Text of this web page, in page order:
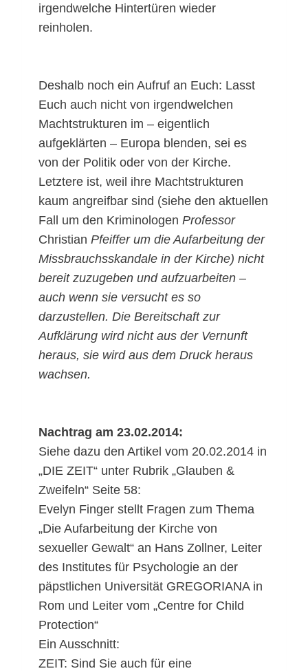
irgendwelche Hintertüren wieder
reinholen.
Deshalb noch ein Aufruf an Euch: Lasst
Euch auch nicht von irgendwelchen
Machtstrukturen im – eigentlich
aufgeklärten – Europa blenden, sei es
von der Politik oder von der Kirche.
Letztere ist, weil ihre Machtstrukturen
kaum angreifbar sind (siehe den aktuellen
Fall um den Kriminologen Professor
Christian Pfeiffer um die Aufarbeitung der
Missbrauchsskandale in der Kirche) nicht
bereit zuzugeben und aufzuarbeiten –
auch wenn sie versucht es so
darzustellen. Die Bereitschaft zur
Aufklärung wird nicht aus der Vernunft
heraus, sie wird aus dem Druck heraus
wachsen.
Nachtrag am 23.02.2014:
Siehe dazu den Artikel vom 20.02.2014 in
„DIE ZEIT“ unter Rubrik „Glauben &
Zweifeln“ Seite 58:
Evelyn Finger stellt Fragen zum Thema
„Die Aufarbeitung der Kirche von
sexueller Gewalt“ an Hans Zollner, Leiter
des Institutes für Psychologie an der
päpstlichen Universität GREGORIANA in
Rom und Leiter vom „Centre for Child
Protection“
Ein Ausschnitt:
ZEIT: Sind Sie auch für eine